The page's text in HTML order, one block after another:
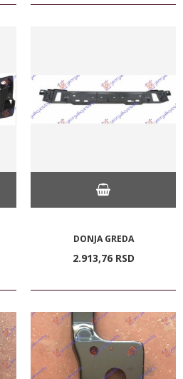
DONJA GREDA
2.913,76 RSD